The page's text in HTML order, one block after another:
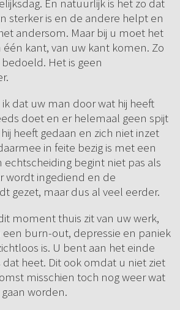
En natuurlijk is het zo dat
sterker is en de andere helpt en
andersom. Maar bij u moet het
kant, van uw kant komen. Zo
Het is geen
ik dat uw man door wat hij heeft
doet en er helemaal geen spijt
heeft gedaan en zich niet inzet
in feite bezig is met een
echtscheiding begint niet pas als
wordt ingediend en de
gezet, maar dus al veel eerder.
moment thuis zit van uw werk,
een burn-out, depressie en paniek
is. U bent aan het einde
dat heet. Dit ook omdat u niet ziet
misschien toch nog weer wat
worden.